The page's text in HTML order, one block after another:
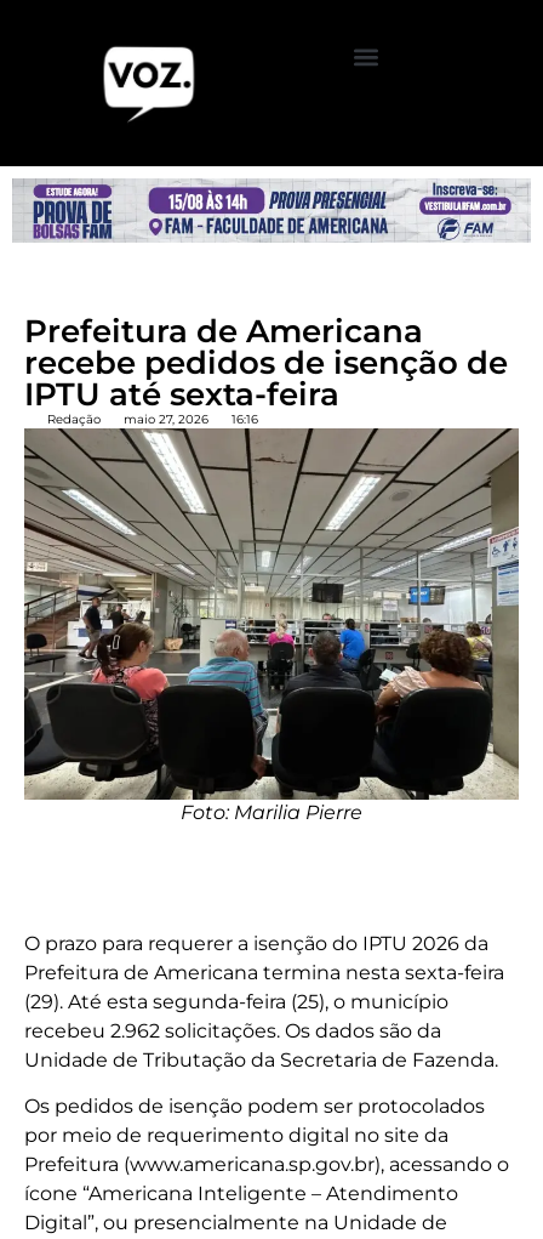
Prefeitura de Americana
recebe pedidos de isenção de
IPTU até sexta-feira
Redação maio 27, 2026 16:16
Foto: Marilia Pierre
O prazo para requerer a isenção do IPTU 2026 da
Prefeitura de Americana termina nesta sexta-feira
(29). Até esta segunda-feira (25), o município
recebeu 2.962 solicitações. Os dados são da
Unidade de Tributação da Secretaria de Fazenda.
Os pedidos de isenção podem ser protocolados
por meio de requerimento digital no site da
Prefeitura (www.americana.sp.gov.br), acessando o
ícone “Americana Inteligente – Atendimento
Digital”, ou presencialmente na Unidade de